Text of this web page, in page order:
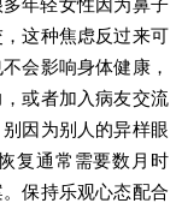
年轻女性因为鼻子
这种焦虑反过来可
会影响身体健康，
或者加入病友交流
因为别人的异样眼
复通常需要数月时
保持乐观心态配合